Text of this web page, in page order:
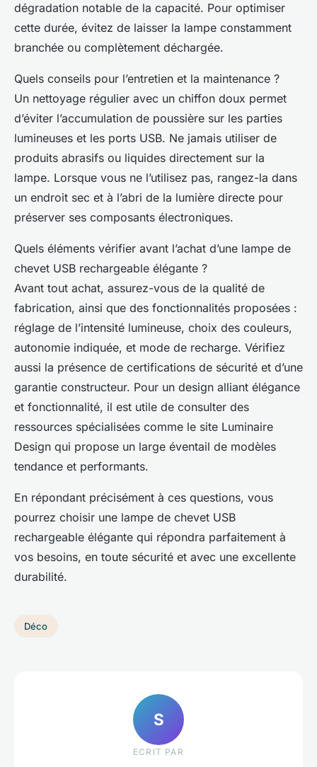
dégradation notable de la capacité. Pour optimiser
cette durée, évitez de laisser la lampe constamment
branchée ou complètement déchargée.
Quels conseils pour l’entretien et la maintenance ?
Un nettoyage régulier avec un chiffon doux permet
d’éviter l’accumulation de poussière sur les parties
lumineuses et les ports USB. Ne jamais utiliser de
produits abrasifs ou liquides directement sur la
lampe. Lorsque vous ne l’utilisez pas, rangez-la dans
un endroit sec et à l’abri de la lumière directe pour
préserver ses composants électroniques.
Quels éléments vérifier avant l’achat d’une lampe de
chevet USB rechargeable élégante ?
Avant tout achat, assurez-vous de la qualité de
fabrication, ainsi que des fonctionnalités proposées :
réglage de l’intensité lumineuse, choix des couleurs,
autonomie indiquée, et mode de recharge. Vérifiez
aussi la présence de certifications de sécurité et d’une
garantie constructeur. Pour un design alliant élégance
et fonctionnalité, il est utile de consulter des
ressources spécialisées comme le site Luminaire
Design qui propose un large éventail de modèles
tendance et performants.
En répondant précisément à ces questions, vous
pourrez choisir une lampe de chevet USB
rechargeable élégante qui répondra parfaitement à
vos besoins, en toute sécurité et avec une excellente
durabilité.
Déco
S
ECRIT PAR